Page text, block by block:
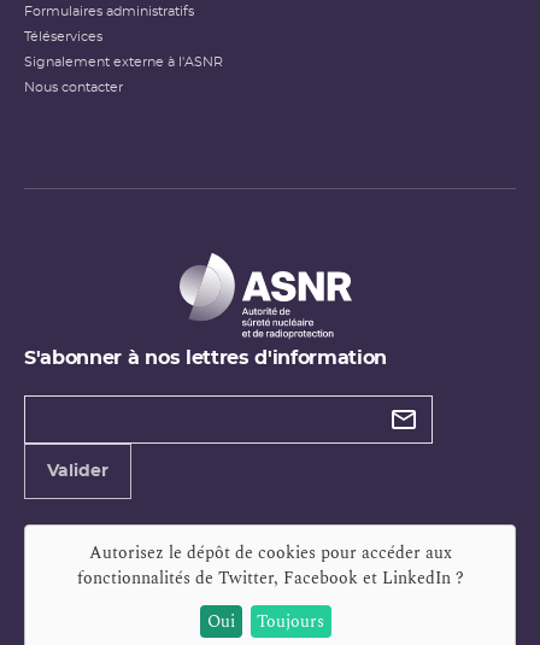
Formulaires administratifs
Téléservices
Signalement externe à l'ASNR
Nous contacter
S'abonner à nos lettres d'information
Types de
Valider
Autorisez le dépôt de cookies pour accéder aux
fonctionnalités de Twitter, Facebook et LinkedIn?
Oui
Toujours